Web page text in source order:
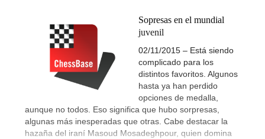
Sopresas en el mundial
juvenil
02/11/2015 – Está siendo
complicado para los
distintos favoritos. Algunos
hasta ya han perdido
opciones de medalla,
aunque no todos. Eso significa que hubo sorpresas,
algunas más inesperadas que otras. Cabe destacar la
hazaña del iraní Masoud Mosadeghpour, quien domina